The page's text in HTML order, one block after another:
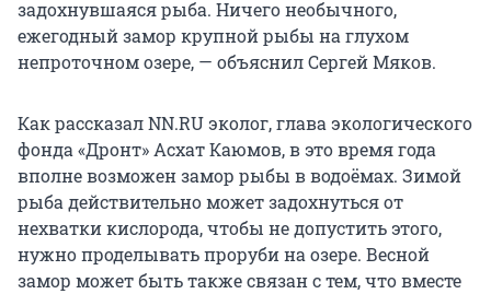
задохнувшаяся рыба. Ничего необычного,
ежегодный замор крупной рыбы на глухом
непроточном озере, — объяснил Сергей Мяков.
Как рассказал NN.RU эколог, глава экологического
фонда «Дронт» Асхат Каюмов, в это время года
вполне возможен замор рыбы в водоёмах. Зимой
рыба действительно может задохнуться от
нехватки кислорода, чтобы не допустить этого,
нужно проделывать проруби на озере. Весной
замор может быть также связан с тем, что вместе